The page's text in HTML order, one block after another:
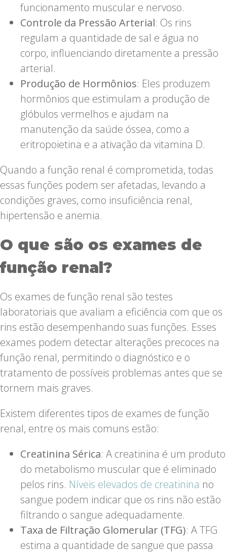
funcionamento muscular e nervoso.
Controle da Pressão Arterial: Os rins
regulam a quantidade de sal e água no
corpo, influenciando diretamente a pressão
arterial.
Produção de Hormônios: Eles produzem
hormônios que estimulam a produção de
glóbulos vermelhos e ajudam na
manutenção da saúde óssea, como a
eritropoietina e a ativação da vitamina D.
Quando a função renal é comprometida, todas
essas funções podem ser afetadas, levando a
condições graves, como insuficiência renal,
hipertensão e anemia.
O que são os exames de
função renal?
Os exames de função renal são testes
laboratoriais que avaliam a eficiência com que os
rins estão desempenhando suas funções. Esses
exames podem detectar alterações precoces na
função renal, permitindo o diagnóstico e o
tratamento de possíveis problemas antes que se
tornem mais graves.
Existem diferentes tipos de exames de função
renal, entre os mais comuns estão:
Creatinina Sérica: A creatinina é um produto
do metabolismo muscular que é eliminado
pelos rins. Níveis elevados de creatinina no
sangue podem indicar que os rins não estão
filtrando o sangue adequadamente.
Taxa de Filtração Glomerular (TFG): A TFG
estima a quantidade de sangue que passa